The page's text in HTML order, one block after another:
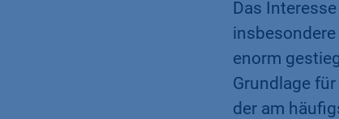
Das
enorm
Grundlage
der am